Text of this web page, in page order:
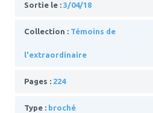
Sortie le : 3/04/18
Collection : Témoins de
l'extraordinaire
Pages : 224
Type : broché